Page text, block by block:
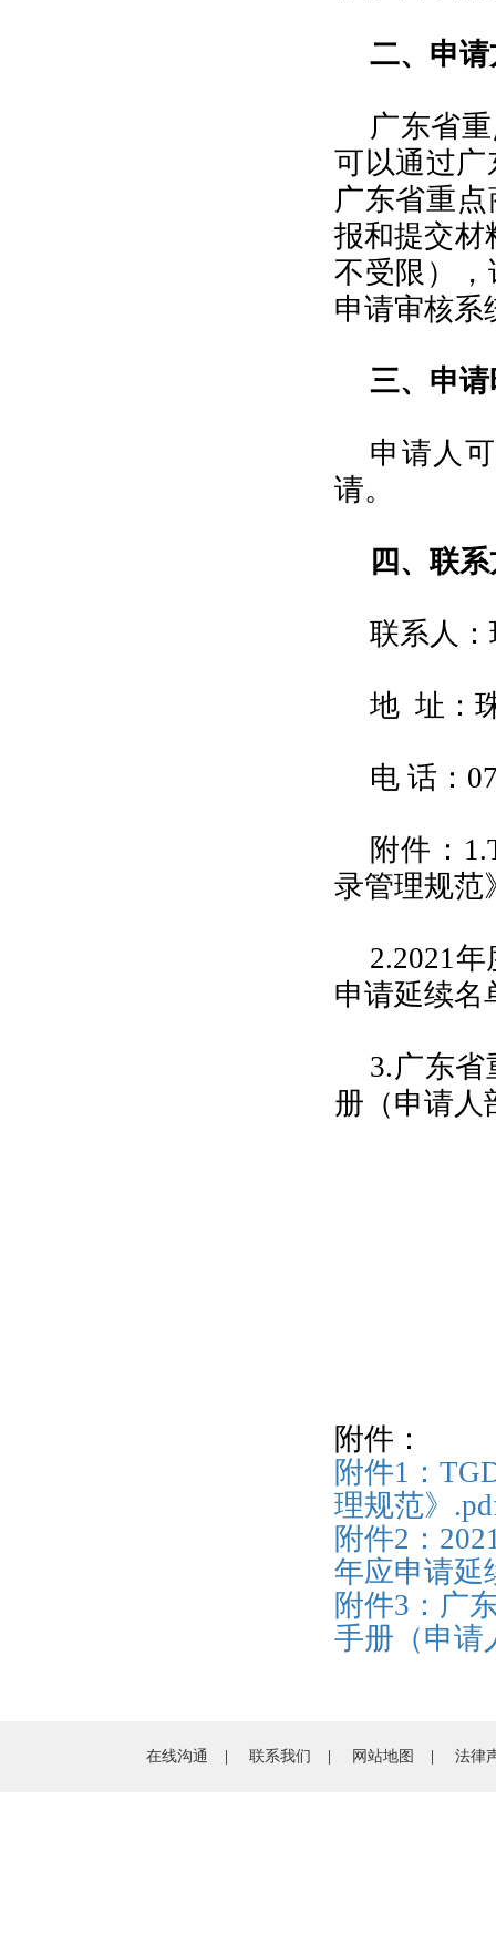
二、申
广东省
可以通过广
广东省重
报和提交材
不受限）
申请审核系
三、申
申请人
请。
四、联
联系人
地 址：
电 话：
附件：
录管理规范
2.2021
申请延续名
3.广东
册（申请人
附件：
附件1：
理规范》
附件2：
年应申请延
附件3：广
手册（申请
在线沟通 联系我们 网站地图 法律